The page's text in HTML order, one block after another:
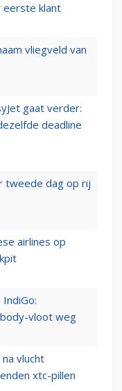
eerste klant
vliegveld van
gaat verder:
deadline
tweede dag op rij
airlines op
vloot weg
vlucht
xtc-pillen